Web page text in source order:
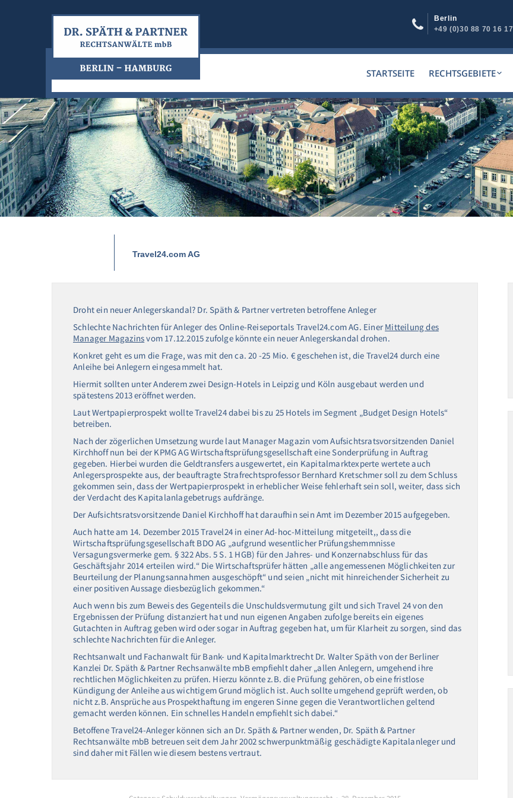
Berlin
+49 (0)30 88 70 16 17
STARTSEITE RECHTSGEBIETE
Travel24.com AG
Droht ein neuer Anlegerskandal? Dr. Späth & Partner vertreten betroffene Anleger
Schlechte Nachrichten für Anleger des Online-Reiseportals Travel24.com AG. Einer Mitteilung des
Manager Magazinsvom 17.12.2015 zufolge könnte ein neuer Anlegerskandal drohen.
Konkret geht es um die Frage, was mit den ca. 20 -25 Mio. € geschehen ist, die Travel24 durch eine
Anleihe bei Anlegern eingesammelt hat.
Hiermit sollten unter Anderem zwei Design-Hotels in Leipzig und Köln ausgebaut werden und
spätestens 2013 eröffnet werden.
Laut Wertpapierprospekt wollte Travel24 dabei bis zu 25 Hotels im Segment „Budget Design Hotels“
betreiben.
Nach der zögerlichen Umsetzung wurde laut Manager Magazin vom Aufsichtsratsvorsitzenden Daniel
Kirchhoff nun bei der KPMG AG Wirtschaftsprüfungsgesellschaft eine Sonderprüfung in Auftrag
gegeben. Hierbei wurden die Geldtransfers ausgewertet, ein Kapitalmarktexperte wertete auch
Anlegersprospekte aus, der beauftragte Strafrechtsprofessor Bernhard Kretschmer soll zu dem Schluss
gekommen sein, dass der Wertpapierprospekt in erheblicher Weise fehlerhaft sein soll, weiter, dass sich
der Verdacht des Kapitalanlagebetrugs aufdränge.
Der Aufsichtsratsvorsitzende Daniel Kirchhoff hat daraufhin sein Amt im Dezember 2015 aufgegeben.
Auch hatte am 14. Dezember 2015 Travel24 in einer Ad-hoc-Mitteilung mitgeteilt,, dass die
Wirtschaftsprüfungsgesellschaft BDO AG „aufgrund wesentlicher Prüfungshemmnisse
Versagungsvermerke gem. § 322 Abs. 5 S. 1 HGB) für den Jahres- und Konzernabschluss für das
Geschäftsjahr 2014 erteilen wird.“ Die Wirtschaftsprüfer hätten „alle angemessenen Möglichkeiten zur
Beurteilung der Planungsannahmen ausgeschöpft“ und seien „nicht mit hinreichender Sicherheit zu
einer positiven Aussage diesbezüglich gekommen.“
Auch wenn bis zum Beweis des Gegenteils die Unschuldsvermutung gilt und sich Travel 24 von den
Ergebnissen der Prüfung distanziert hat und nun eigenen Angaben zufolge bereits ein eigenes
Gutachten in Auftrag geben wird oder sogar in Auftrag gegeben hat, um für Klarheit zu sorgen, sind das
schlechte Nachrichten für die Anleger.
Rechtsanwalt und Fachanwalt für Bank- und Kapitalmarktrecht Dr. Walter Späth von der Berliner
Kanzlei Dr. Späth & Partner Rechsanwälte mbB empfiehlt daher „allen Anlegern, umgehend ihre
rechtlichen Möglichkeiten zu prüfen. Hierzu könnte z.B. die Prüfung gehören, ob eine fristlose
Kündigung der Anleihe aus wichtigem Grund möglich ist. Auch sollte umgehend geprüft werden, ob
nicht z.B. Ansprüche aus Prospekthaftung im engeren Sinne gegen die Verantwortlichen geltend
gemacht werden können. Ein schnelles Handeln empfiehlt sich dabei.“
Betoffene Travel24-Anleger können sich an Dr. Späth & Partner wenden, Dr. Späth & Partner
Rechtsanwälte mbB betreuen seit dem Jahr 2002 schwerpunktmäßig geschädigte Kapitalanleger und
sind daher mit Fällen wie diesem bestens vertraut.